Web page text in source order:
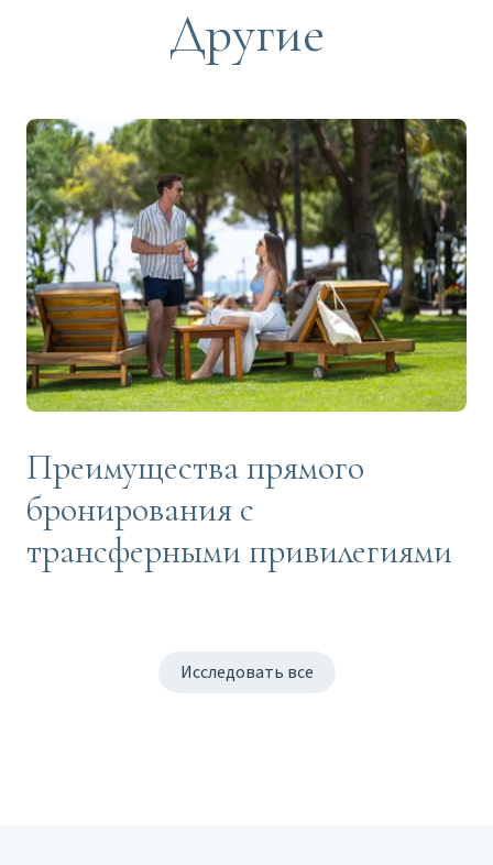
Другие
Преимущества прямого
бронирования с
трансферными привилегиями
Исследовать все